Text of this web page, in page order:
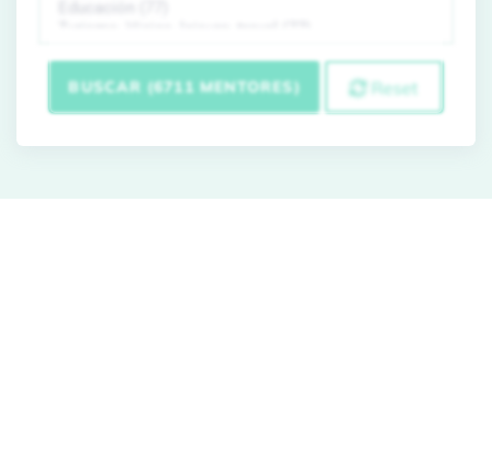
BUSCAR (6711 MENTORES) Reset